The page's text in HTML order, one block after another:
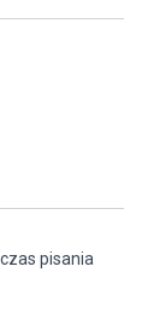
pisania